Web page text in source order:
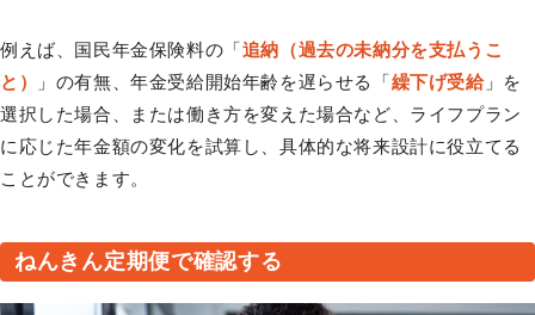
例えば、国民年金保険料の「追納（過去の未納分を支払うこ
と）
」の有無、年金受給開始年齢を遅らせる「繰下げ受給」を
選択した場合、または働き方を変えた場合など、ライフプラン
に応じた年金額の変化を試算し、具体的な将来設計に役立てる
ことができます。
ねんきん定期便で確認する